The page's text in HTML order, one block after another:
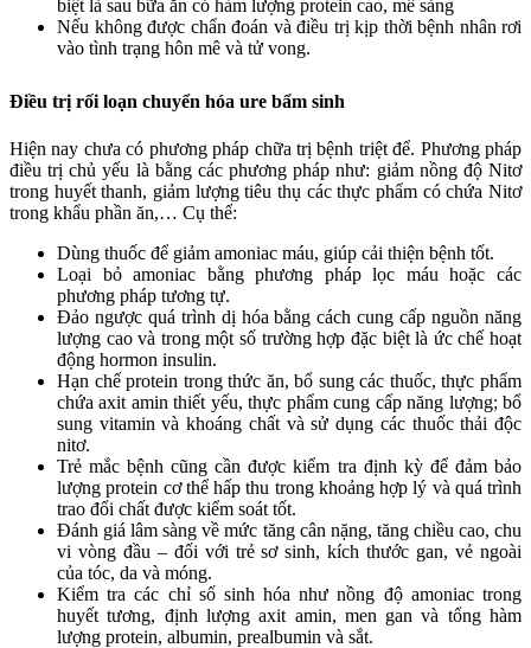
biệt là sau bữa ăn có hàm lượng protein cao, mê sảng
Nếu không được chẩn đoán và điều trị kịp thời bệnh nhân rơi
vào tình trạng hôn mê và tử vong.
Điều trị rối loạn chuyển hóa ure bẩm sinh
Hiện nay chưa có phương pháp chữa trị bệnh triệt để. Phương pháp
điều trị chủ yếu là bằng các phương pháp như: giảm nồng độ Nitơ
trong huyết thanh, giảm lượng tiêu thụ các thực phẩm có chứa Nitơ
trong khẩu phần ăn,… Cụ thể:
Dùng thuốc để giảm amoniac máu, giúp cải thiện bệnh tốt.
Loại bỏ amoniac bằng phương pháp lọc máu hoặc các
phương pháp tương tự.
Đảo ngược quá trình dị hóa bằng cách cung cấp nguồn năng
lượng cao và trong một số trường hợp đặc biệt là ức chế hoạt
động hormon insulin.
Hạn chế protein trong thức ăn, bổ sung các thuốc, thực phẩm
chứa axit amin thiết yếu, thực phẩm cung cấp năng lượng; bổ
sung vitamin và khoáng chất và sử dụng các thuốc thải độc
nitơ.
Trẻ mắc bệnh cũng cần được kiểm tra định kỳ để đảm bảo
lượng protein cơ thể hấp thu trong khoảng hợp lý và quá trình
trao đổi chất được kiểm soát tốt.
Đánh giá lâm sàng về mức tăng cân nặng, tăng chiều cao, chu
vi vòng đầu – đối với trẻ sơ sinh, kích thước gan, vẻ ngoài
của tóc, da và móng.
Kiểm tra các chỉ số sinh hóa như nồng độ amoniac trong
huyết tương, định lượng axit amin, men gan và tổng hàm
lượng protein, albumin, prealbumin và sắt.